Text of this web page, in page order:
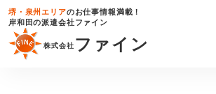
株式会社 ファイン
堺・泉州エリアのお仕事情報満載！
岸和田の派遣会社ファイン